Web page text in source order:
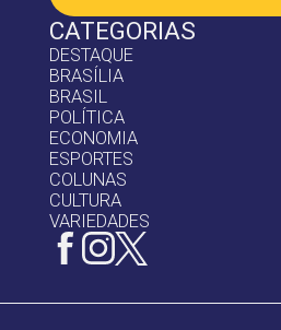
CATEGORIAS
DESTAQUE
BRASÍLIA
BRASIL
POLÍTICA
ECONOMIA
ESPORTES
COLUNAS
CULTURA
VARIEDADES